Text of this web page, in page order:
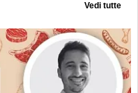
Vedi tutte